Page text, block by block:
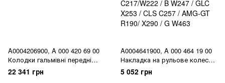
A0004206900, A 000 420 69 00
Колодки гальмівні передні
керамічні Mercedes S
C217/W222
22 341 грн
A0004641900, A 000 464 19 00
Накладка на рульове колесо
нижня Mercedes CLA C118 /
GLE W167/C167 / GLS X167 / A
5 052 грн